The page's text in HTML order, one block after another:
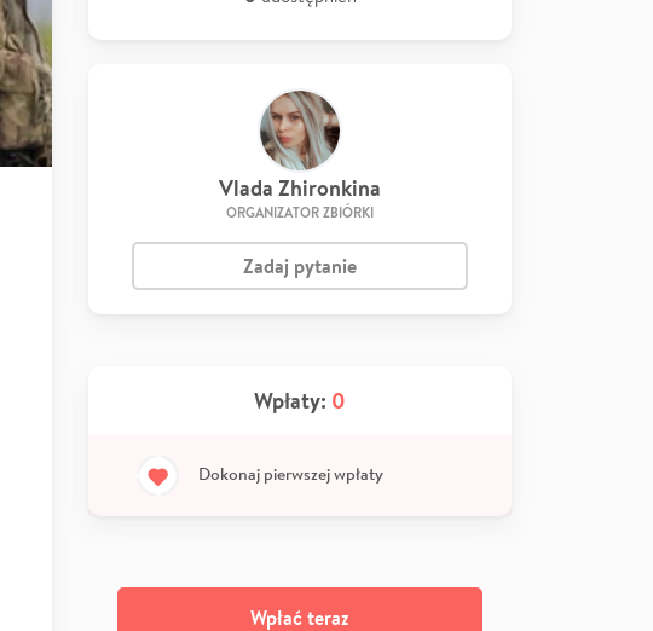
Vlada Zhironkina
ORGANIZATOR ZBIÓRKI
Zadaj pytanie
Wpłaty: 0
Dokonaj pierwszej wpłaty
Wpłać teraz